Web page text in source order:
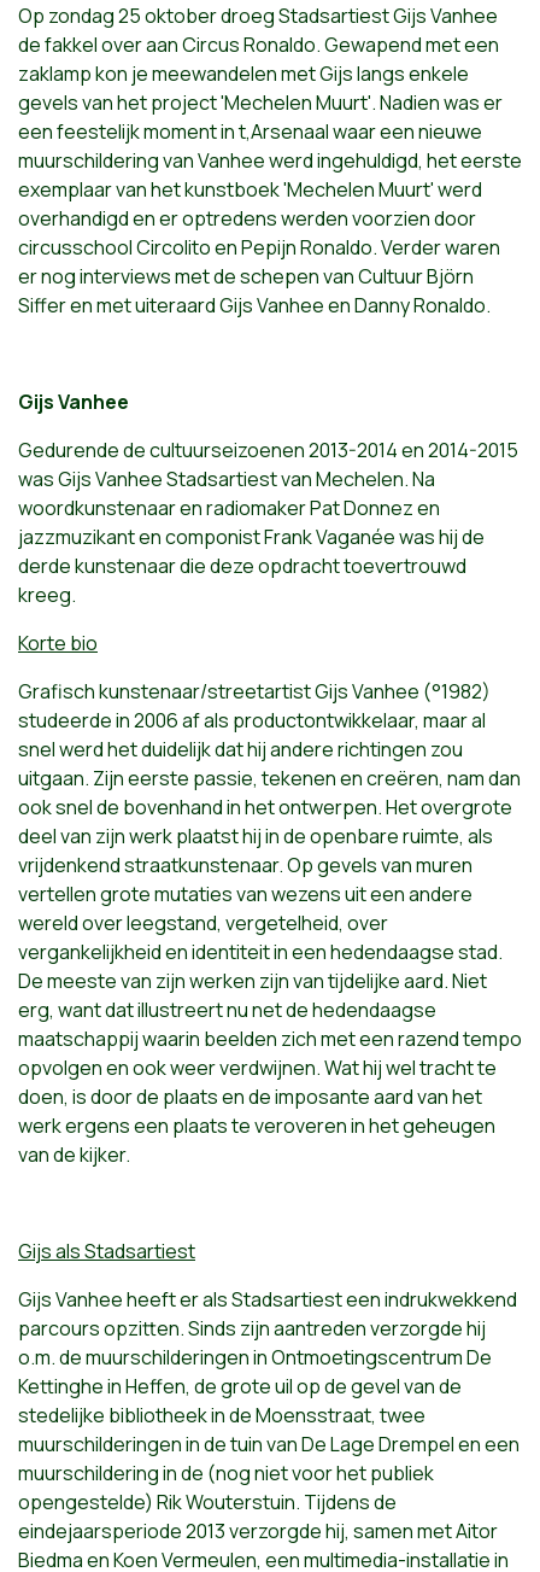
Op zondag 25 oktober droeg Stadsartiest Gijs Vanhee
de fakkel over aan Circus Ronaldo. Gewapend met een
zaklamp kon je meewandelen met Gijs langs enkele
gevels van het project 'Mechelen Muurt'. Nadien was er
een feestelijk moment in t,Arsenaal waar een nieuwe
muurschildering van Vanhee werd ingehuldigd, het eerste
exemplaar van het kunstboek 'Mechelen Muurt' werd
overhandigd en er optredens werden voorzien door
circusschool Circolito en Pepijn Ronaldo. Verder waren
er nog interviews met de schepen van Cultuur Björn
Siffer en met uiteraard Gijs Vanhee en Danny Ronaldo.
Gijs Vanhee
Gedurende de cultuurseizoenen 2013-2014 en 2014-2015
was Gijs Vanhee Stadsartiest van Mechelen. Na
woordkunstenaar en radiomaker Pat Donnez en
jazzmuzikant en componist Frank Vaganée was hij de
derde kunstenaar die deze opdracht toevertrouwd
kreeg.
Korte bio
Grafisch kunstenaar/streetartist Gijs Vanhee (°1982)
studeerde in 2006 af als productontwikkelaar, maar al
snel werd het duidelijk dat hij andere richtingen zou
uitgaan. Zijn eerste passie, tekenen en creëren, nam dan
ook snel de bovenhand in het ontwerpen. Het overgrote
deel van zijn werk plaatst hij in de openbare ruimte, als
vrijdenkend straatkunstenaar. Op gevels van muren
vertellen grote mutaties van wezens uit een andere
wereld over leegstand, vergetelheid, over
vergankelijkheid en identiteit in een hedendaagse stad.
De meeste van zijn werken zijn van tijdelijke aard. Niet
erg, want dat illustreert nu net de hedendaagse
maatschappij waarin beelden zich met een razend tempo
opvolgen en ook weer verdwijnen. Wat hij wel tracht te
doen, is door de plaats en de imposante aard van het
werk ergens een plaats te veroveren in het geheugen
van de kijker.
Gijs als Stadsartiest
Gijs Vanhee heeft er als Stadsartiest een indrukwekkend
parcours opzitten. Sinds zijn aantreden verzorgde hij
o.m. de muurschilderingen in Ontmoetingscentrum De
Kettinghe in Heffen, de grote uil op de gevel van de
stedelijke bibliotheek in de Moensstraat, twee
muurschilderingen in de tuin van De Lage Drempel en een
muurschildering in de (nog niet voor het publiek
opengestelde) Rik Wouterstuin. Tijdens de
eindejaarsperiode 2013 verzorgde hij, samen met Aitor
Biedma en Koen Vermeulen, een multimedia-installatie in